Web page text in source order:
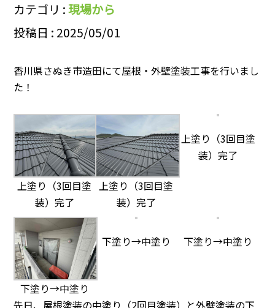
カテゴリ :現場から
投稿日 : 2025/05/01
香川県さぬき市造田にて屋根・外壁塗装工事を行いまし
た！
上塗り（3回目塗
装）完了
上塗り（3回目塗
装）完了
上塗り（3回目塗
装）完了
下塗り→中塗り
下塗り→中塗り 下塗り→中塗り
先日、屋根塗装の中塗り（2回目塗装）と外壁塗装の下